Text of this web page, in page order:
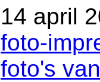
14 april
foto-
foto's